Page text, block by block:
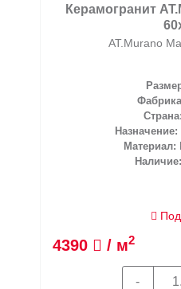
Керамогранит
AT.Murano
Страна:
Назначение:
Материал:
Наличие:
4390 / м2